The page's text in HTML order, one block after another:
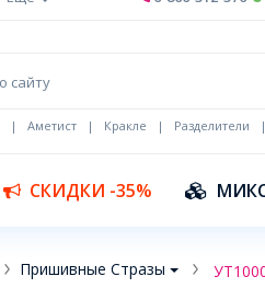
| Аметист | Кракле | Разделители
СКИДКИ -35%
Пришивные Стразы